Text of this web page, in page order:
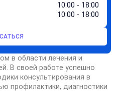
10:00 - 18:00
10:00 - 18:00
в области лечения и
В своей работе успешно
консультирования в
профилактики, диагностики